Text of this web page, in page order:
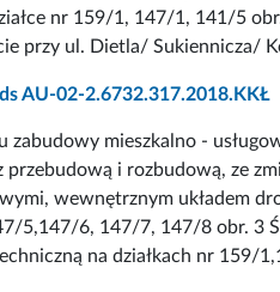
nr 159/1, 147/1, 141/5
przy ul. Dietla/ Sukiennicza/
AU-02-2.6732.317.2018.KKŁ
zabudowy mieszkalno -
przebudową i rozbudową, ze
wewnętrznym układem
5,147/6, 147/7, 147/8 obr. 3
na działkach nr 159/